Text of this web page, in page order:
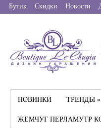
Бутик Скидки Новости
НОВИНКИ ТРЕНДЫ »
ЖЕМЧУГ ПЕРЛАМУТР